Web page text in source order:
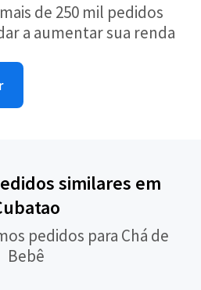
de 250 mil pedidos
a aumentar sua renda
similares em
pedidos para Chá de
Bebê